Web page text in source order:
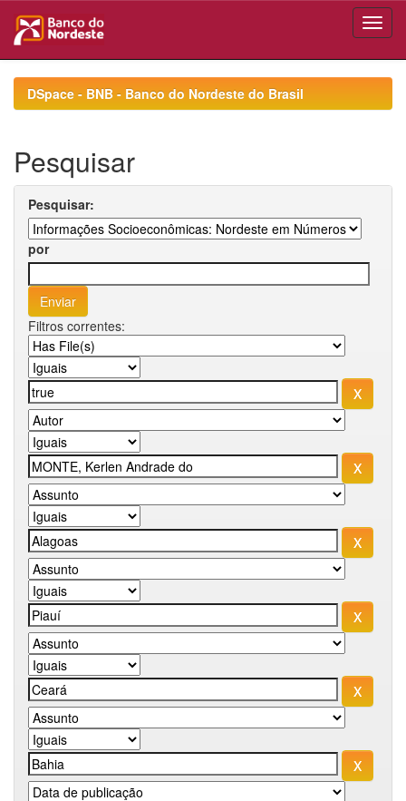
navigationDSpace - BNB - Banco do Nordeste do Brasil
Pesquisar
Pesquisar:
por
Filtros correntes: